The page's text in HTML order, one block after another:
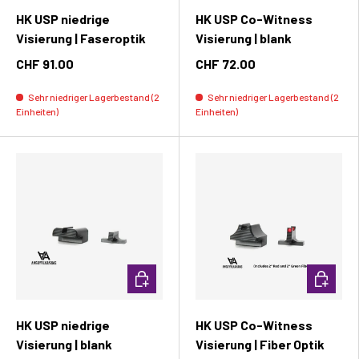
HK USP niedrige
Visierung | Faseroptik
CHF 91.00
Sehr niedriger Lagerbestand (2
Einheiten)
HK USP Co-Witness
Visierung | blank
CHF 72.00
Sehr niedriger Lagerbestand (2
Einheiten)
HK USP niedrige
Visierung | blank
In den Warenkorb
HK USP Co-Witness
Visierung | Fiber Optik
In den